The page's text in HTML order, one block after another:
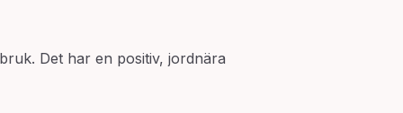
Det har en positiv, jordnära